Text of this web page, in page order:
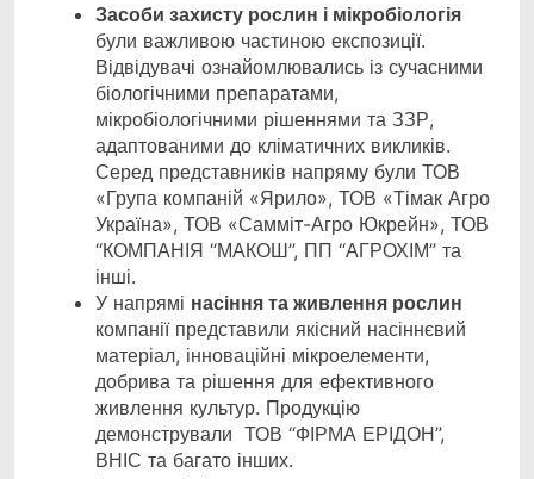
Засоби захисту рослин і мікробіологія
були важливою частиною експозиції.
Відвідувачі ознайомлювались із сучасними
біологічними препаратами,
мікробіологічними рішеннями та ЗЗР,
адаптованими до кліматичних викликів.
Серед представників напряму були ТОВ
«Група компаній «Ярило», ТОВ «Тімак Агро
Україна», ТОВ «Самміт-Агро Юкрейн», ТОВ
“КОМПАНІЯ “МАКОШ”, ПП “АГРОХІМ” та
інші.
У напрямі насіння та живлення рослин
компанії представили якісний насіннєвий
матеріал, інноваційні мікроелементи,
добрива та рішення для ефективного
живлення культур. Продукцію
демонстрували ТОВ “ФІРМА ЕРІДОН”,
ВНІС та багато інших.